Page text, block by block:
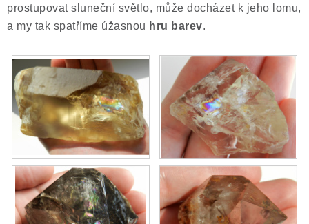
prostupovat sluneční světlo, může docházet k jeho lomu,
a my tak spatříme úžasnou hru barev.